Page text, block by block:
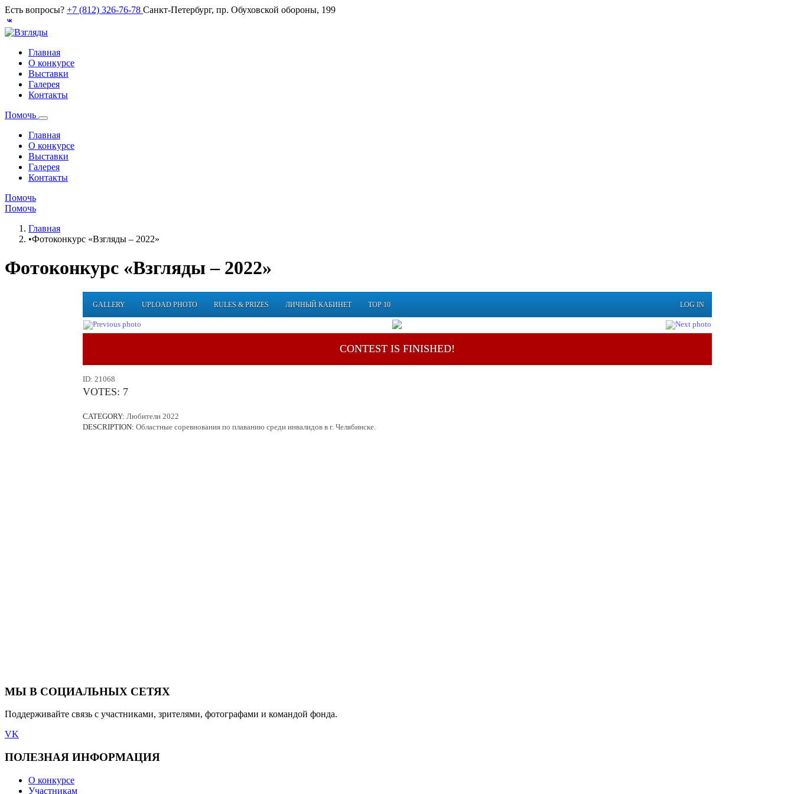
Есть вопросы? +7 (812) 326-76-78 Санкт-Петербург, пр. Обуховской обороны, 199
Главная
О конкурсе
Выставки
Галерея
Контакты
Помочь
Главная
О конкурсе
Выставки
Галерея
Контакты
Помочь
Помочь
Главная
•Фотоконкурс «Взгляды – 2022»
Фотоконкурс «Взгляды – 2022»
GALLERY UPLOAD PHOTO RULES & PRIZES ЛИЧНЫЙ КАБИНЕТ TOP 10 LOG IN
CONTEST IS FINISHED!
ID: 21068
VOTES: 7
CATEGORY: Любители 2022
DESCRIPTION: Областные соревнования по плаванию среди инвалидов в г. Челябинске.
МЫ В СОЦИАЛЬНЫХ СЕТЯХ
Поддерживайте связь с участниками, зрителями, фотографами и командой фонда.
VK
ПОЛЕЗНАЯ ИНФОРМАЦИЯ
О конкурсе
Участникам